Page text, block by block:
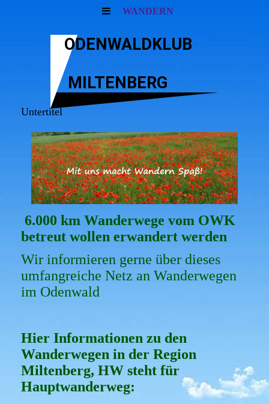
WANDERN
ODENWALDKLUB
MILTENBERG
Untertitel
6.000 km Wanderwege vom OWK
betreut wollen erwandert werden
Wir informieren gerne über dieses
umfangreiche Netz an Wanderwegen
im Odenwald
Hier Informationen zu den
Wanderwegen in der Region
Miltenberg, HW steht für
Hauptwanderweg: